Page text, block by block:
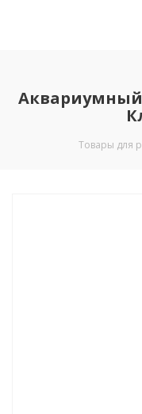
Аквариумный
Товары для